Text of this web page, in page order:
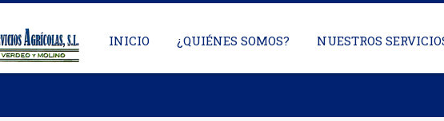
INICIO ¿QUIÉNES SOMOS? NUESTROS